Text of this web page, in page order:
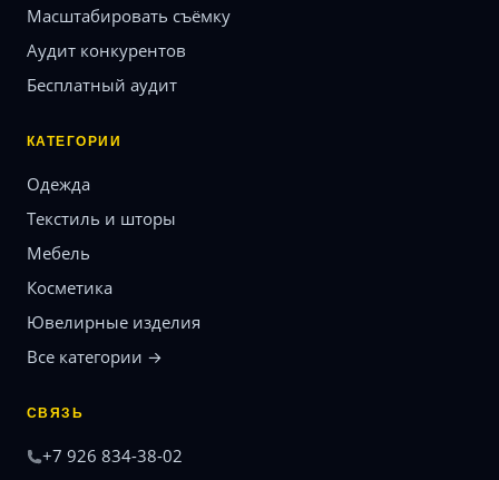
Масштабировать съёмку
Аудит конкурентов
Бесплатный аудит
КАТЕГОРИИ
Одежда
Текстиль и шторы
Мебель
Косметика
Ювелирные изделия
Все категории →
СВЯЗЬ
+7 926 834-38-02